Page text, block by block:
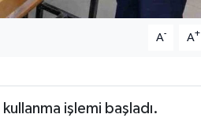
A- A+
işlemi başladı.